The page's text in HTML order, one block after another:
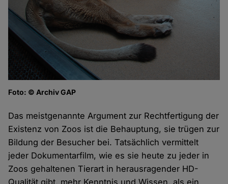
Foto: © Archiv GAP
Das meistgenannte Argument zur Rechtfertigung der
Existenz von Zoos ist die Behauptung, sie trügen zur
Bildung der Besucher bei. Tatsächlich vermittelt
jeder Dokumentarfilm, wie es sie heute zu jeder in
Zoos gehaltenen Tierart in herausragender HD-